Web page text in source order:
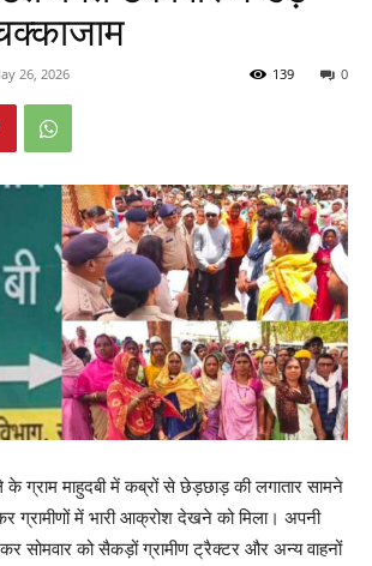
26, 2026 0
139
के ग्राम माहुदबी में कब्रों से छेड़छाड़ की लगातार सामने
ग्रामीणों में भारी आक्रोश देखने को मिला। अपनी
सोमवार को सैकड़ों ग्रामीण ट्रैक्टर और अन्य वाहनों